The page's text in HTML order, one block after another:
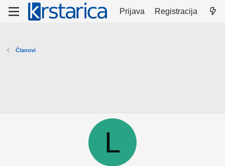
Prijava Registracija
Članovi
L